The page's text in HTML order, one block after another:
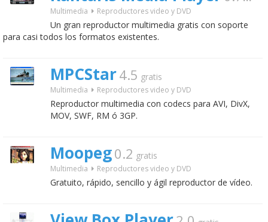
Multimedia Reproductores video y DVD
Un gran reproductor multimedia gratis con soporte
para casi todos los formatos existentes.
MPCStar4.5 gratis
Multimedia Reproductores video y DVD
Reproductor multimedia con codecs para AVI, DivX,
MOV, SWF, RM ó 3GP.
Moopeg0.2 gratis
Multimedia Reproductores video y DVD
Gratuito, rápido, sencillo y ágil reproductor de vídeo.